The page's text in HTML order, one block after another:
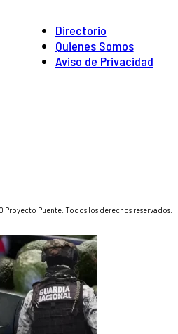
Directorio
Quienes Somos
Aviso de Privacidad
Puente. Todos los derechos reservados.